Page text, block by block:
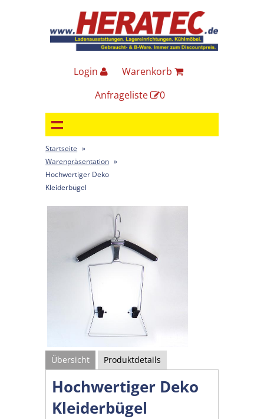
Login
Warenkorb
Anfrageliste
0
Startseite »
Warenpräsentation »
Hochwertiger Deko
Kleiderbügel
Übersicht Produktdetails
Hochwertiger Deko
Kleiderbügel